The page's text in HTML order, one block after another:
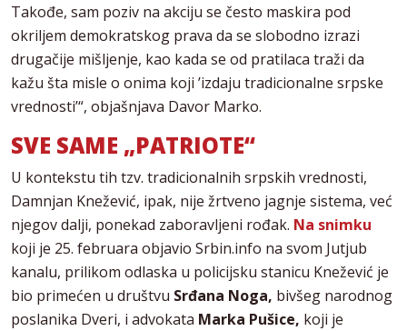
Takođe, sam poziv na akciju se često maskira pod
okriljem demokratskog prava da se slobodno izrazi
drugačije mišljenje, kao kada se od pratilaca traži da
kažu šta misle o onima koji ’izdaju tradicionalne srpske
vrednosti’“, objašnjava Davor Marko.
SVE SAME „PATRIOTE“
U kontekstu tih tzv. tradicionalnih srpskih vrednosti,
Damnjan Knežević, ipak, nije žrtveno jagnje sistema, već
njegov dalji, ponekad zaboravljeni rođak. Na snimku
koji je 25. februara objavio Srbin.info na svom Jutjub
kanalu, prilikom odlaska u policijsku stanicu Knežević je
bio primećen u društvu Srđana Noga, bivšeg narodnog
poslanika Dveri, i advokata Marka Pušice, koji je